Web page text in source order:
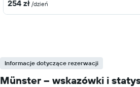
254 zł /dzień
Informacje dotyczące rezerwacji
Münster – wskazówki i